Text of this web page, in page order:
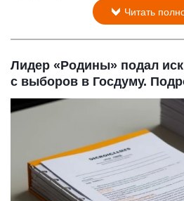
Читать
Лидер «Родины» подал
с выборов в Госдуму.